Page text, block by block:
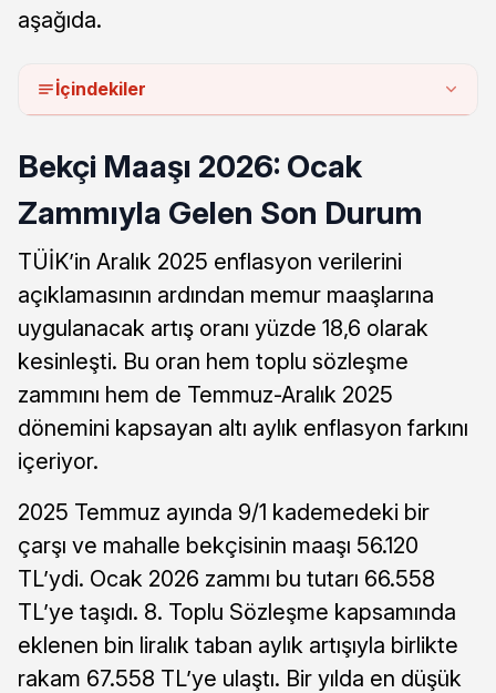
aşağıda.
İçindekiler
Bekçi Maaşı 2026: Ocak
Zammıyla Gelen Son Durum
TÜİK’in Aralık 2025 enflasyon verilerini
açıklamasının ardından memur maaşlarına
uygulanacak artış oranı yüzde 18,6 olarak
kesinleşti. Bu oran hem toplu sözleşme
zammını hem de Temmuz-Aralık 2025
dönemini kapsayan altı aylık enflasyon farkını
içeriyor.
2025 Temmuz ayında 9/1 kademedeki bir
çarşı ve mahalle bekçisinin maaşı 56.120
TL’ydi. Ocak 2026 zammı bu tutarı 66.558
TL’ye taşıdı. 8. Toplu Sözleşme kapsamında
eklenen bin liralık taban aylık artışıyla birlikte
rakam 67.558 TL’ye ulaştı. Bir yılda en düşük